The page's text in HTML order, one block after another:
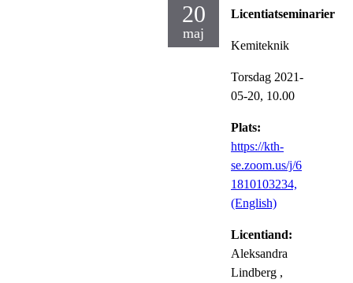
20
maj
Licentiatseminarier
Kemiteknik
Torsdag 2021-
05-20, 10.00
Plats:
https://kth-
se.zoom.us/j/6
1810103234,
(English)
Licentiand:
Aleksandra
Lindberg ,